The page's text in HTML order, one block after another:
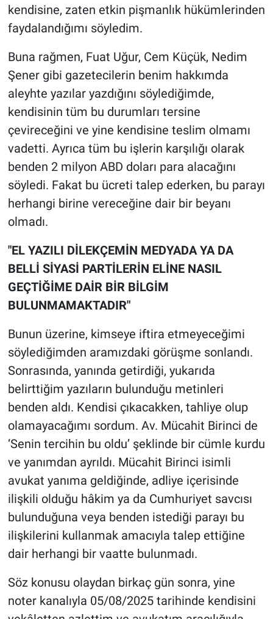
kendisine, zaten etkin pişmanlık hükümlerinden
faydalandığımı söyledim.
Buna rağmen, Fuat Uğur, Cem Küçük, Nedim
Şener gibi gazetecilerin benim hakkımda
aleyhte yazılar yazdığını söylediğimde,
kendisinin tüm bu durumları tersine
çevireceğini ve yine kendisine teslim olmamı
vadetti. Ayrıca tüm bu işlerin karşılığı olarak
benden 2 milyon ABD doları para alacağını
söyledi. Fakat bu ücreti talep ederken, bu parayı
herhangi birine vereceğine dair bir beyanı
olmadı.
"EL YAZILI DİLEKÇEMİN MEDYADA YA DA
BELLİ SİYASİ PARTİLERİN ELİNE NASIL
GEÇTİĞİME DAİR BİR BİLGİM
BULUNMAMAKTADIR"
Bunun üzerine, kimseye iftira etmeyeceğimi
söylediğimden aramızdaki görüşme sonlandı.
Sonrasında, yanında getirdiği, yukarıda
belirttiğim yazıların bulunduğu metinleri
benden aldı. Kendisi çıkacakken, tahliye olup
olamayacağımı sordum. Av. Mücahit Birinci de
‘Senin tercihin bu oldu’ şeklinde bir cümle kurdu
ve yanımdan ayrıldı. Mücahit Birinci isimli
avukat yanıma geldiğinde, adliye içerisinde
ilişkili olduğu hâkim ya da Cumhuriyet savcısı
bulunduğuna veya benden istediği parayı bu
ilişkilerini kullanmak amacıyla talep ettiğine
dair herhangi bir vaatte bulunmadı.
Söz konusu olaydan birkaç gün sonra, yine
noter kanalıyla 05/08/2025 tarihinde kendisini